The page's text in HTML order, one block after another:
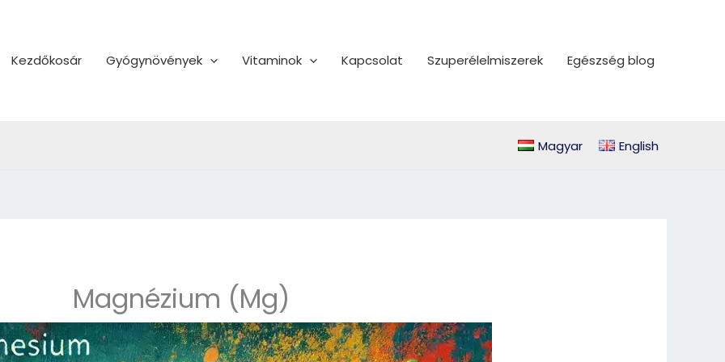
Kezdőkosár Gyógynövények Vitaminok Kapcsolat Szuperélelmiszerek Egészség blog
Magyar English
Magnézium (Mg)